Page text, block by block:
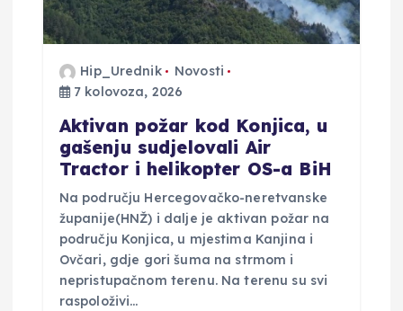
a
Hip_Urednik
Novosti
7 kolovoza, 2026
Aktivan požar kod Konjica, u
gašenju sudjelovali Air
Tractor i helikopter OS-a BiH
Na području Hercegovačko-neretvanske
županije(HNŽ) i dalje je aktivan požar na
području Konjica, u mjestima Kanjina i
Ovčari, gdje gori šuma na strmom i
nepristupačnom terenu. Na terenu su svi
raspoloživi…